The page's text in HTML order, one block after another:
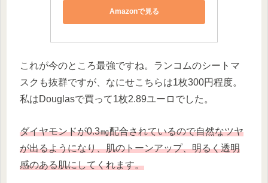
Amazonで見る
これが今のところ最強ですね。ランコムのシートマ
スクも抜群ですが、なにせこちらは1枚300円程度。
私はDouglasで買って1枚2.89ユーロでした。
ダイヤモンドが0.3㎎配合されているので自然なツヤ
が出るようになり、肌のトーンアップ、明るく透明
感のある肌にしてくれます。